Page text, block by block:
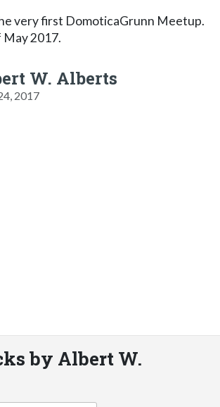
very first DomoticaGrunn Meetup.
2017.
W. Alberts
2017
by Albert W.